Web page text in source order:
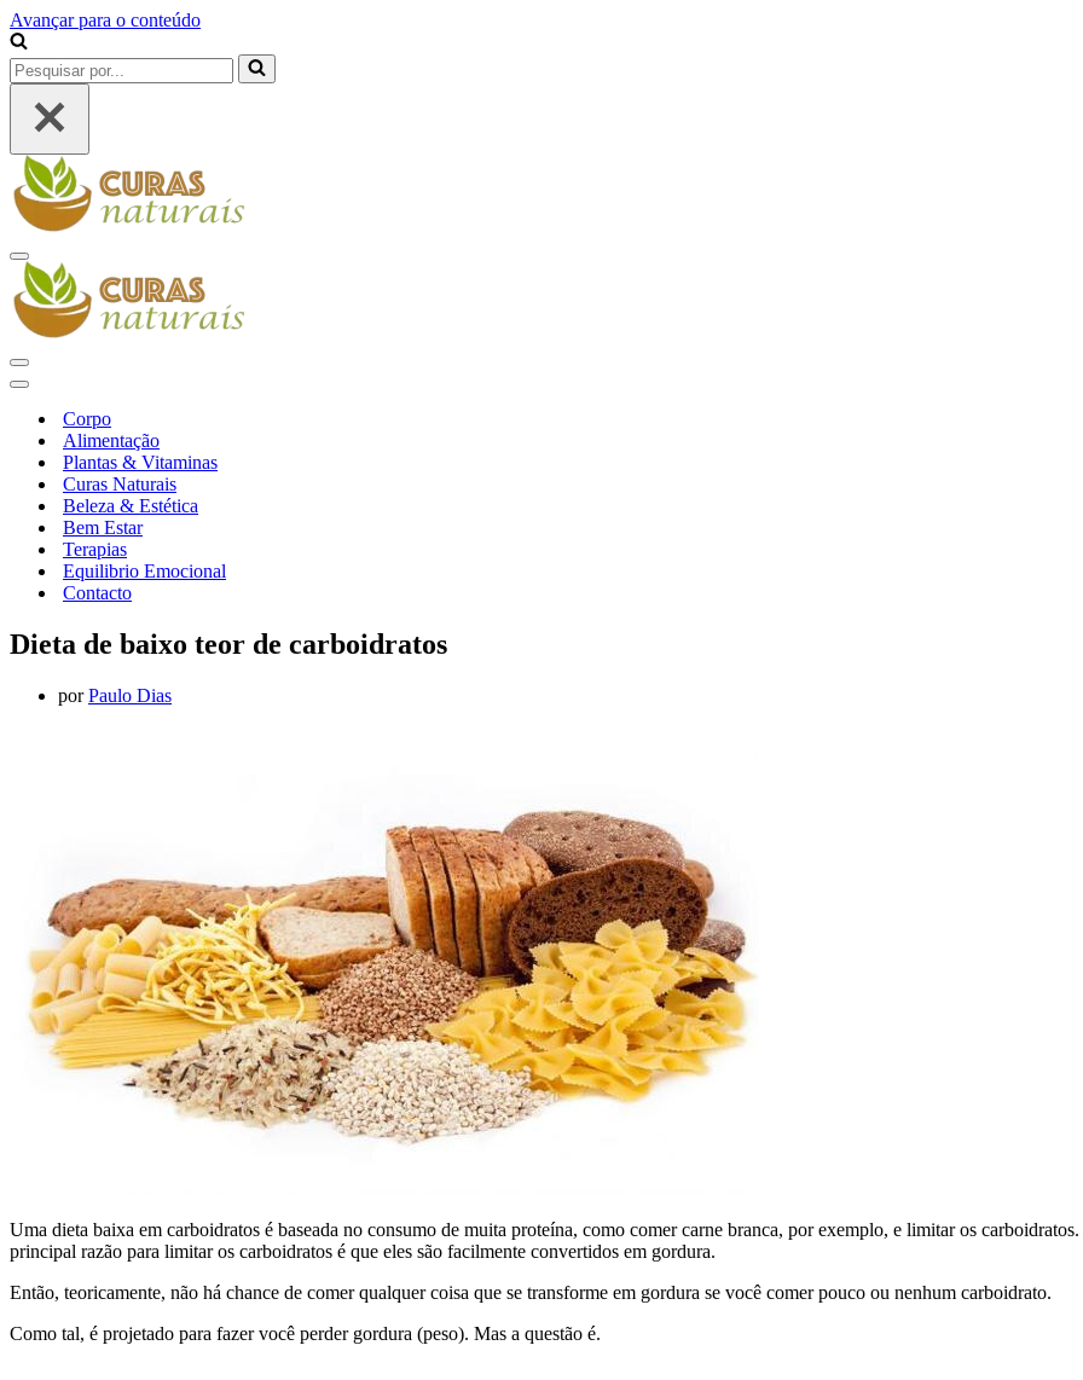
Avançar para o conteúdo
Pesquisar
por...
Menu
de
navegação
Menu
de
Menu
navegação
Corpo
Alimentação
Plantas & Vitaminas
Curas Naturais
Beleza & Estética
Bem Estar
Terapias
Equilibrio Emocional
Contacto
Dieta de baixo teor de carboidratos
porPaulo Dias
Uma dieta baixa em carboidratos é baseada no consumo de muita proteína, como comer carne branca, por exemplo, e limitar os carboidratos.
principal razão para limitar os carboidratos é que eles são facilmente convertidos em gordura.
Então, teoricamente, não há chance de comer qualquer coisa que se transforme em gordura se você comer pouco ou nenhum carboidrato.
Como tal, é projetado para fazer você perder gordura (peso). Mas a questão é.